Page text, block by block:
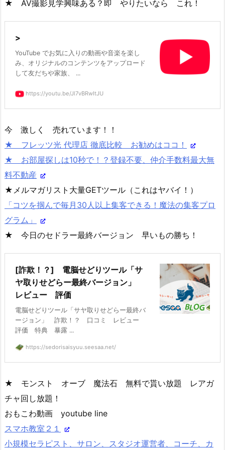
★ AV撮影見学興味ある？即 やりたいなら これ！
>
YouTube でお気に入りの動画や音楽を楽し
み、オリジナルのコンテンツをアップロード
して友だちや家族、 ...
https://youtu.be/Jl7vBRwItJU
今 激しく 売れています！！
★ フレッツ光 代理店 徹底比較 お勧めはココ！
★ お部屋探しは10秒で！？登録不要、仲介手数料最大無
料不動産
★メルマガリスト大量GETツール（これはヤバイ！）
「コツを掴んで毎月30人以上集客できる！魔法の集客プロ
グラム」
★ 今日のセドラー最終バージョン 早いもの勝ち！
[詐欺！？] 電脳せどりツール「サ
ヤ取りせどらー最終バージョン」
レビュー 評価
電脳せどりツール「サヤ取りせどらー最終バ
ージョン」 詐欺！？ 口コミ レビュー
評価 特典 暴露 ...
https://sedorisaisyuu.seesaa.net/
★ モンスト オーブ 魔法石 無料で貰い放題 レアガ
チャ回し放題！
おもこわ動画 youtube line
スマホ教室２１
小規模セラピスト、サロン、スタジオ運営者、コーチ、カ